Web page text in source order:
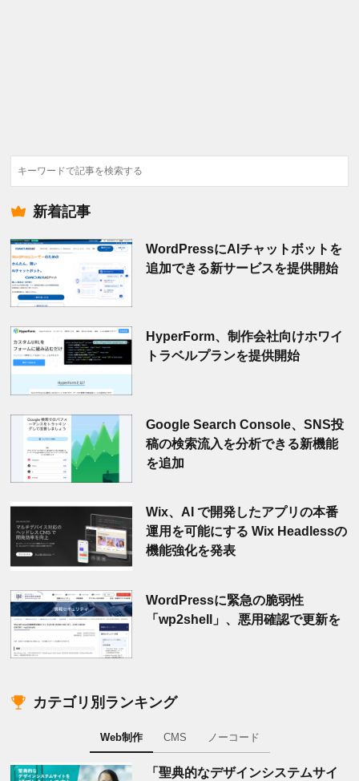
検
索
新着記事
WordPressにAIチャットボットを
追加できる新サービスを提供開始
HyperForm、制作会社向けホワイ
トラベルプランを提供開始
Google Search Console、SNS投
稿の検索流入を分析できる新機能
を追加
Wix、AI で開発したアプリの本番
運用を可能にする Wix Headlessの
機能強化を発表
WordPressに緊急の脆弱性
「wp2shell」、悪用確認で更新を
カテゴリ別ランキング
Web制作 CMS ノーコード
「聖典的なデザインシステムサイ